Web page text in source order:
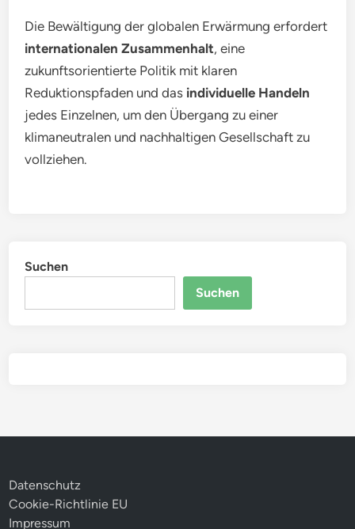
Die Bewältigung der globalen Erwärmung erfordert
internationalen Zusammenhalt, eine
zukunftsorientierte Politik mit klaren
Reduktionspfaden und das individuelle Handeln
jedes Einzelnen, um den Übergang zu einer
klimaneutralen und nachhaltigen Gesellschaft zu
vollziehen.
Suchen
Suchen
Datenschutz
Cookie-Richtlinie EU
Impressum